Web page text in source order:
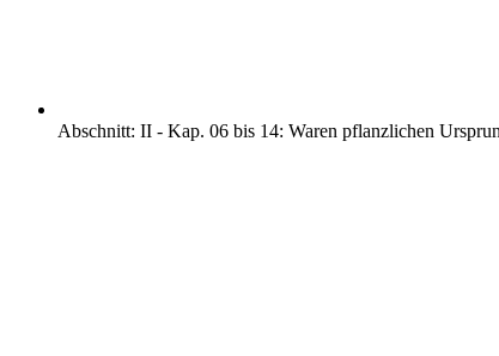
Abschnitt: II - Kap. 06 bis 14: Waren pflanzlichen